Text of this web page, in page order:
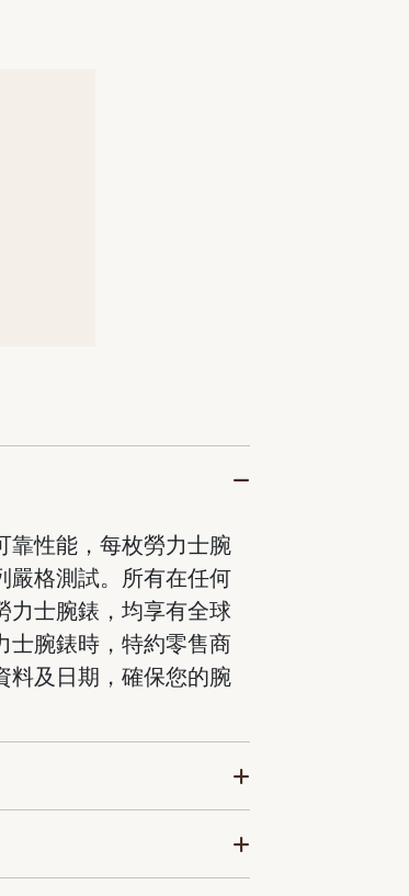
靠性能，每枚勞力士腕
嚴格測試。所有在任何
力士腕錶，均享有全球
士腕錶時，特約零售商
料及日期，確保您的腕